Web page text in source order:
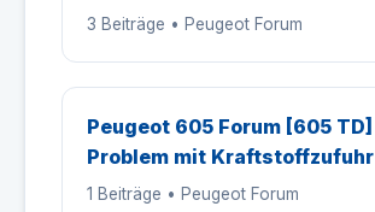
3 Beiträge • Peugeot Forum
Peugeot 605 Forum [605 TD]
Problem mit Kraftstoffzufuhr
1 Beiträge • Peugeot Forum